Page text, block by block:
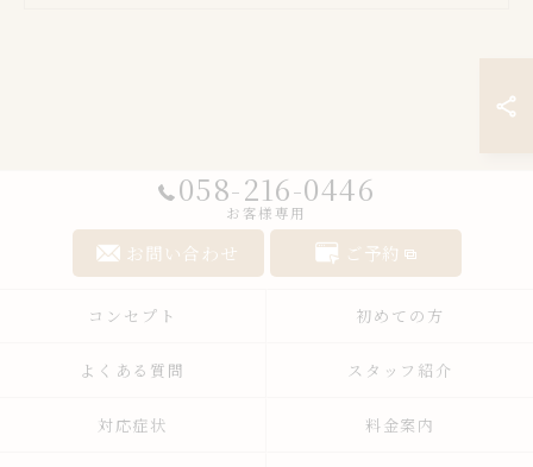
058-216-0446
お客様専用
お問い合わせ ご予約
コンセプト 初めての方
よくある質問 スタッフ紹介
対応症状 料金案内